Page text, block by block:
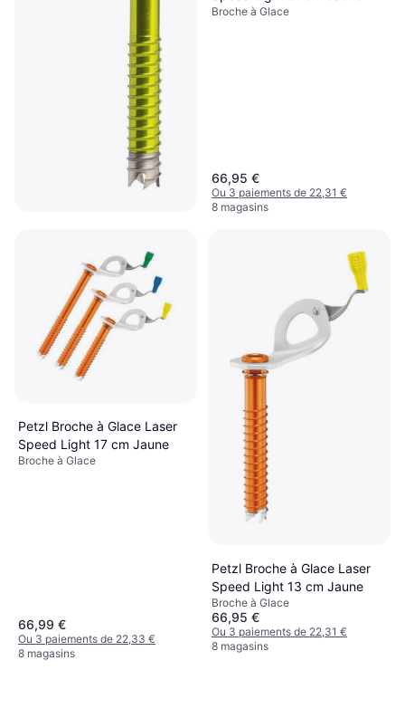
Glace Pour Alpinisme
Broche à Glace
Ou 3 paiements de 21,33 €
9+ magasins
Broche à Glace
66,95 €
Ou 3 paiements de 22,31 €
8 magasins
Petzl Broche à Glace Laser
Speed Light 17 cm Jaune
Broche à Glace
66,99 €
Ou 3 paiements de 22,33 €
8 magasins
Petzl Broche à Glace Laser
Speed Light 13 cm Jaune
Broche à Glace
66,95 €
Ou 3 paiements de 22,31 €
8 magasins